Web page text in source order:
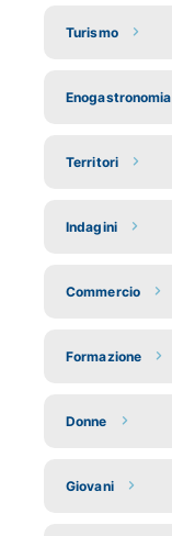
Turismo
Enogastronomia
Territori
Indagini
Commercio
Formazione
Donne
Giovani